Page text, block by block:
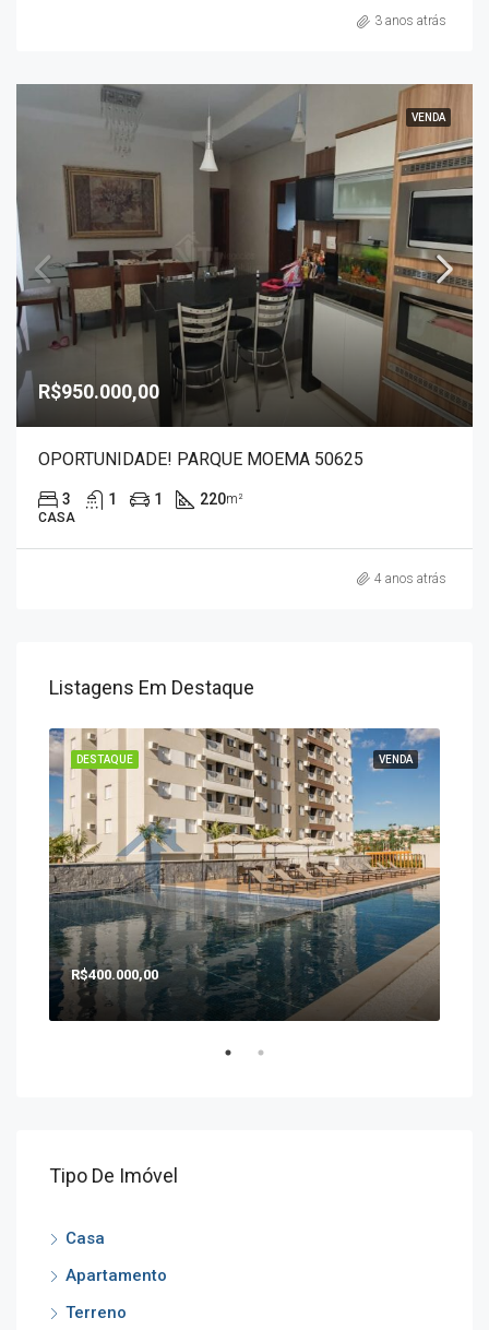
3 anos atrás
VENDA
R$950.000,00
OPORTUNIDADE! PARQUE MOEMA 50625
3 1 1 220m²
CASA
4 anos atrás
Listagens Em Destaque
VENDA
DESTAQUE
R$400.000,00
Tipo De Imóvel
Casa
Apartamento
Terreno